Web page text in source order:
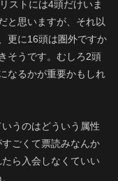
ストには4頭だけいま
と思いますが、それ以
更に16頭は圏外ですか
そうです。むしろ2頭
なるかが重要かもしれ
うのはどういう属性
ごくて票読みなんか
ら入会しなくていい